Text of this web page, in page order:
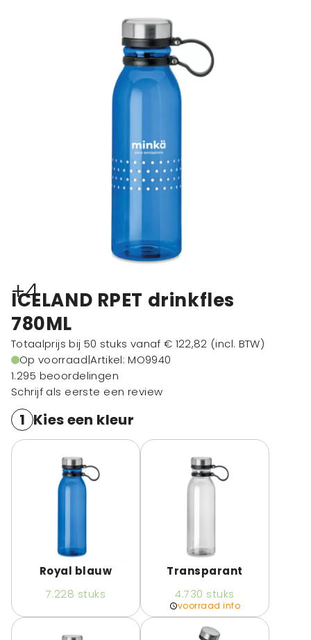
+4
ICELAND RPET drinkfles
780ML
Totaalprijs bij 50 stuks vanaf € 122,82 (incl. BTW)
Op voorraad|Artikel: MO9940
1.295 beoordelingen
Schrijf als eerste een review
1 Kies een kleur
Royal blauw
7.228 stuks
Transparant
4.730 stuks
voorraad info